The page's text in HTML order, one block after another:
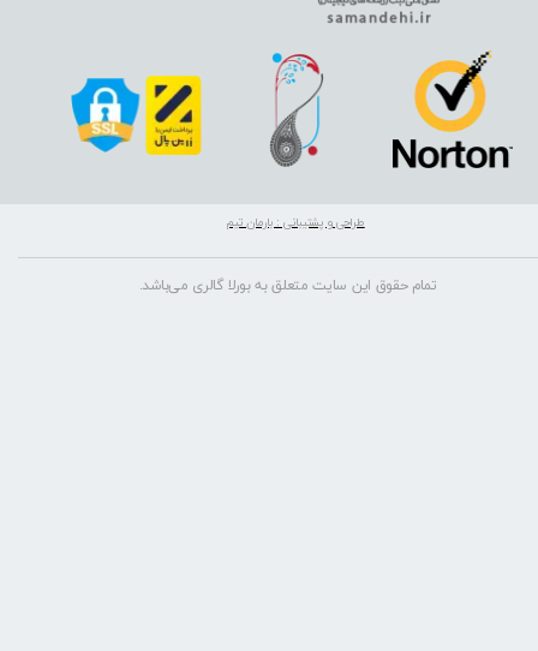
تمام حقوق این سایت متعلق به بورلا گالری می‌باشد.
طراحی و پشتیبانی : بارمان تیم